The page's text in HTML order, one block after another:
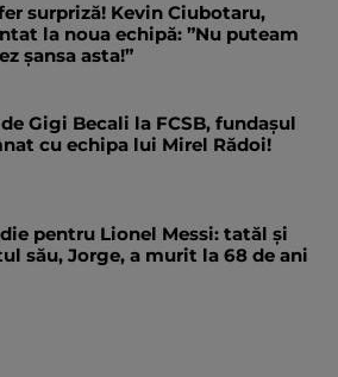
surpriză! Kevin Ciubotaru,
la noua echipă: ”Nu puteam
șansa asta!”
Gigi Becali la FCSB, fundașul
cu echipa lui Mirel Rădoi!
pentru Lionel Messi: tatăl și
său, Jorge, a murit la 68 de ani